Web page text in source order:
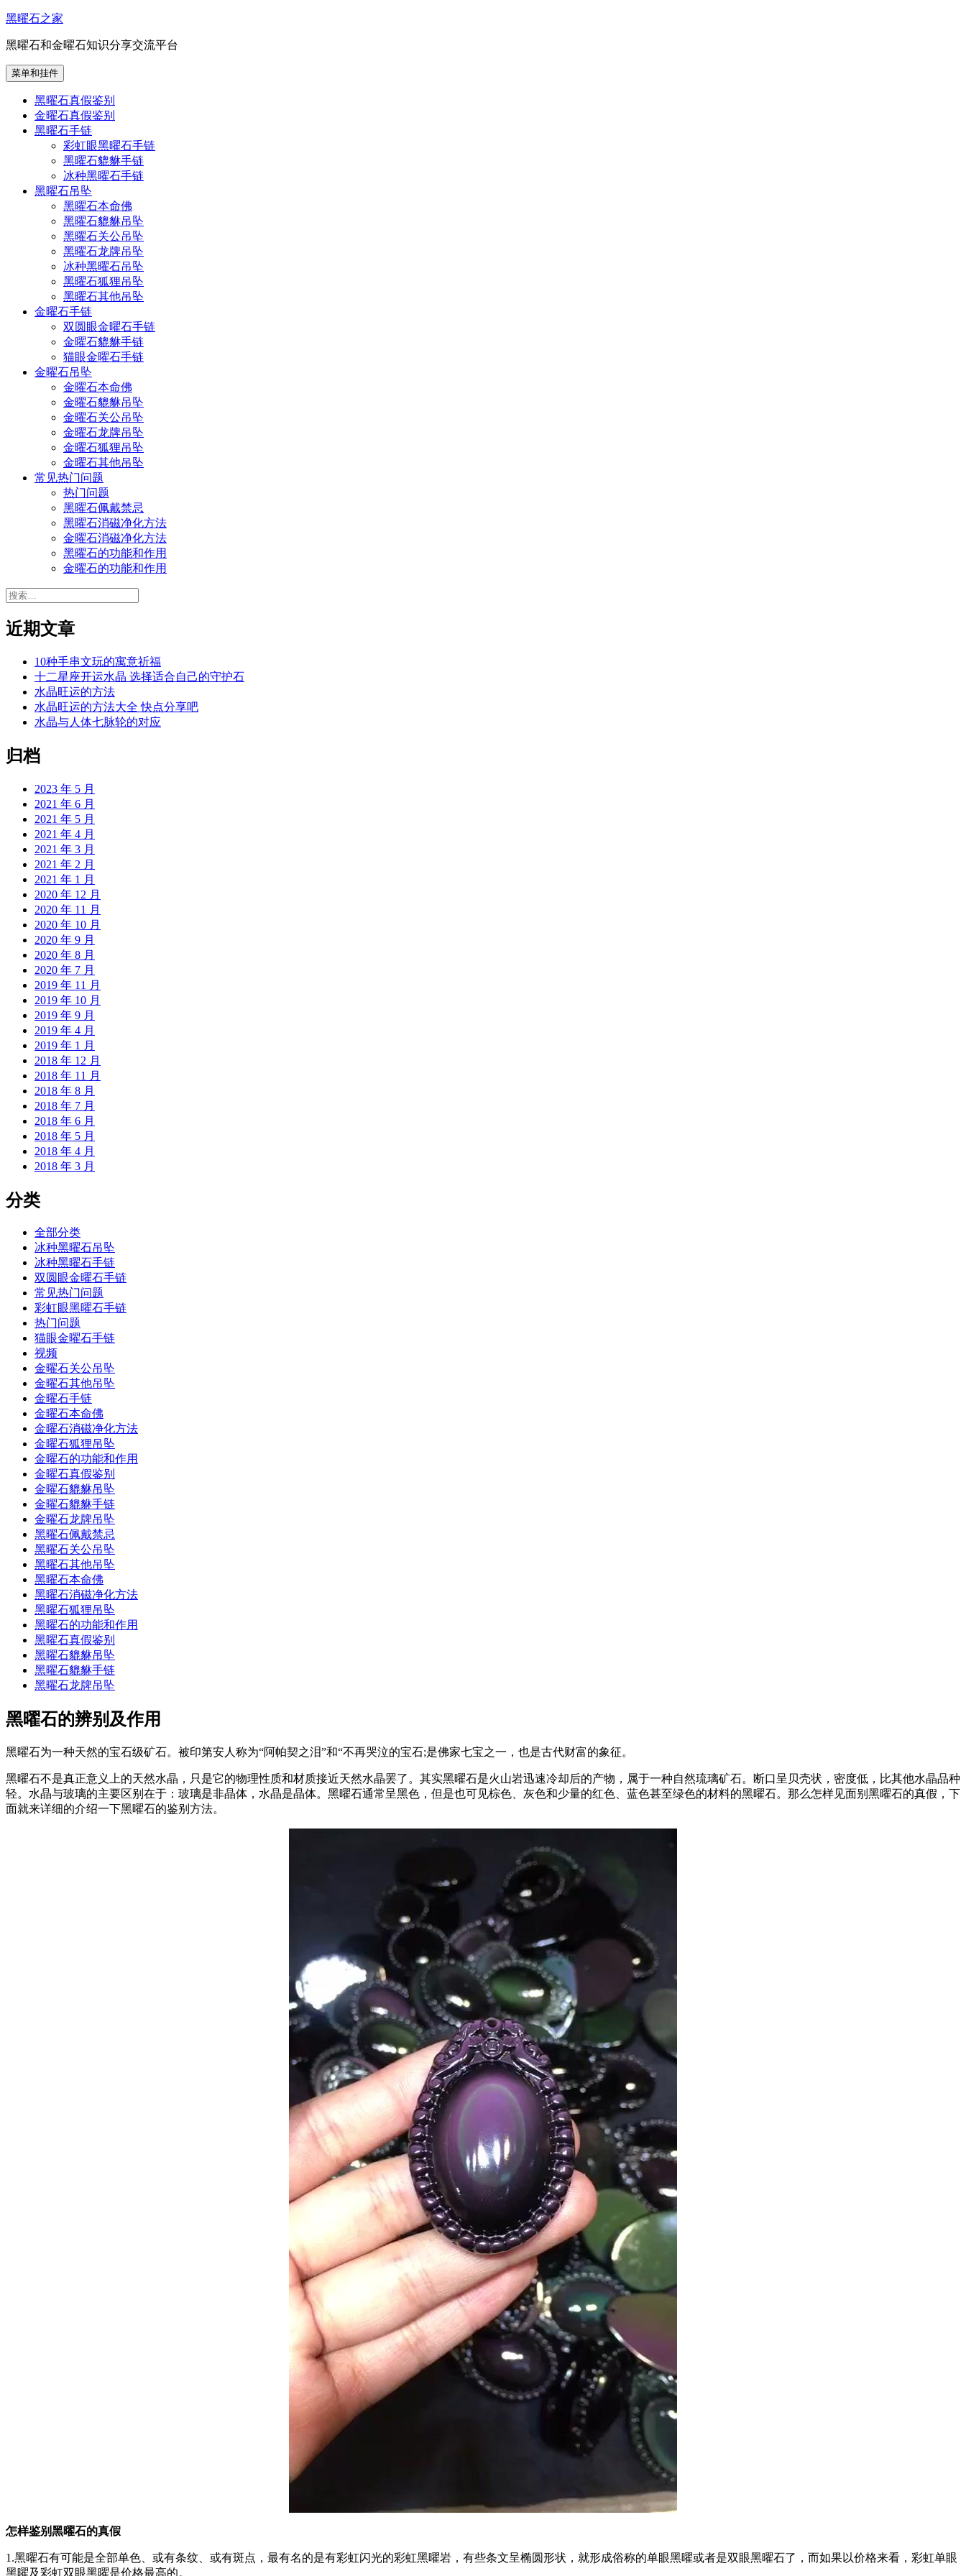
跳
内
容
黑曜石之家
黑曜石和金曜石知识分享交流平台
菜单和挂件
黑曜石真假鉴别
金曜石真假鉴别
黑曜石手链
彩虹眼黑曜石手链
黑曜石貔貅手链
冰种黑曜石手链
黑曜石吊坠
黑曜石本命佛
黑曜石貔貅吊坠
黑曜石关公吊坠
黑曜石龙牌吊坠
冰种黑曜石吊坠
黑曜石狐狸吊坠
黑曜石其他吊坠
金曜石手链
双圆眼金曜石手链
金曜石貔貅手链
猫眼金曜石手链
金曜石吊坠
金曜石本命佛
金曜石貔貅吊坠
金曜石关公吊坠
金曜石龙牌吊坠
金曜石狐狸吊坠
金曜石其他吊坠
常见热门问题
热门问题
黑曜石佩戴禁忌
黑曜石消磁净化方法
金曜石消磁净化方法
黑曜石的功能和作用
金曜石的功能和作用
搜
近期文章
10种手串文玩的寓意祈福
十二星座开运水晶 选择适合自己的守护石
水晶旺运的方法
水晶旺运的方法大全 快点分享吧
水晶与人体七脉轮的对应
归档
2023 年 5 月
2021 年 6 月
2021 年 5 月
2021 年 4 月
2021 年 3 月
2021 年 2 月
2021 年 1 月
2020 年 12 月
2020 年 11 月
2020 年 10 月
2020 年 9 月
2020 年 8 月
2020 年 7 月
2019 年 11 月
2019 年 10 月
2019 年 9 月
2019 年 4 月
2019 年 1 月
2018 年 12 月
2018 年 11 月
2018 年 8 月
2018 年 7 月
2018 年 6 月
2018 年 5 月
2018 年 4 月
2018 年 3 月
分类
全部分类
冰种黑曜石吊坠
冰种黑曜石手链
双圆眼金曜石手链
常见热门问题
彩虹眼黑曜石手链
热门问题
猫眼金曜石手链
视频
金曜石关公吊坠
金曜石其他吊坠
金曜石手链
金曜石本命佛
金曜石消磁净化方法
金曜石狐狸吊坠
金曜石的功能和作用
金曜石真假鉴别
金曜石貔貅吊坠
金曜石貔貅手链
金曜石龙牌吊坠
黑曜石佩戴禁忌
黑曜石关公吊坠
黑曜石其他吊坠
黑曜石本命佛
黑曜石消磁净化方法
黑曜石狐狸吊坠
黑曜石的功能和作用
黑曜石真假鉴别
黑曜石貔貅吊坠
黑曜石貔貅手链
黑曜石龙牌吊坠
黑曜石的辨别及作用
黑曜石为一种天然的宝石级矿石。被印第安人称为“阿帕契之泪”和“不再哭泣的宝石;是佛家七宝之一，也是古代财富的象征。
黑曜石不是真正意义上的天然水晶，只是它的物理性质和材质接近天然水晶罢了。其实黑曜石是火山岩迅速冷却后的产物，属于一种自然琉璃矿石。断口呈贝壳状，密度低，比其他水晶品种
轻。水晶与玻璃的主要区别在于：玻璃是非晶体，水晶是晶体。黑曜石通常呈黑色，但是也可见棕色、灰色和少量的红色、蓝色甚至绿色的材料的黑曜石。那么怎样见面别黑曜石的真假，下
面就来详细的介绍一下黑曜石的鉴别方法。
怎样鉴别黑曜石的真假
1.黑曜石有可能是全部单色、或有条纹、或有斑点，最有名的是有彩虹闪光的彩虹黑曜岩，有些条文呈椭圆形状，就形成俗称的单眼黑曜或者是双眼黑曜石了，而如果以价格来看，彩虹单眼
黑曜及彩虹双眼黑曜是价格最高的。